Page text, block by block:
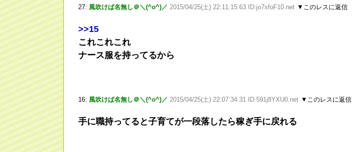
27: 風吹けば名無し＠＼(^o^)／ 2015/04/25(土) 22:11:15.63 ID:jo7sfoF10.net ▼このレスに返信
>>15
これこれこれ
ナース服を持ってるから
16: 風吹けば名無し＠＼(^o^)／ 2015/04/25(土) 22:07:34.31 ID:591j8YXU0.net ▼このレスに返信
手に職持ってると子育てが一段落したら稼ぎ手に戻れる